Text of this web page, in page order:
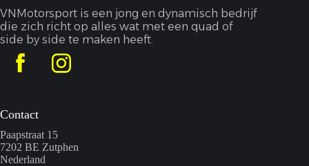
VNMotorsport is een jong en dynamisch bedrijf
die zich richt op alles wat met een quad of
side by side te maken heeft.
Contact
Paapstraat 15
7202 BE Zutphen
Nederland